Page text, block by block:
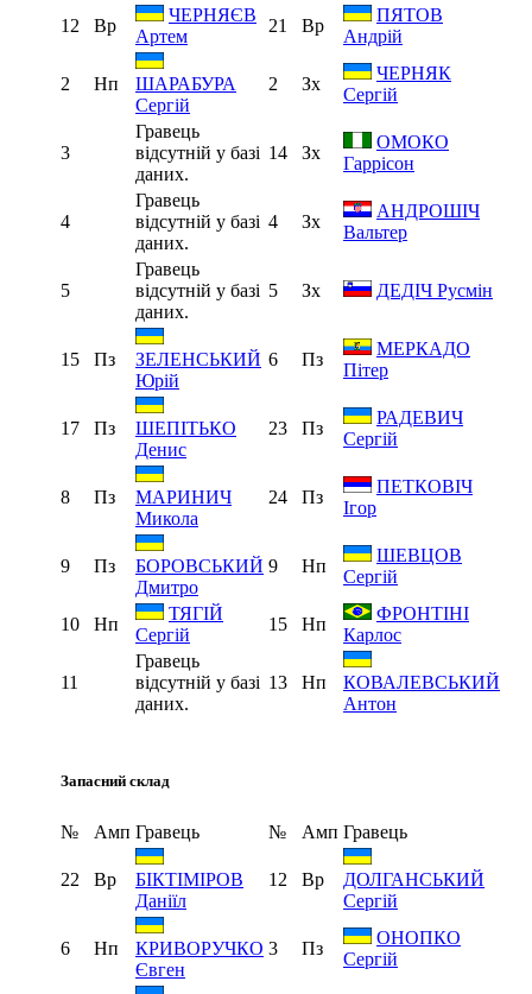
12
Вр
ЧЕРНЯЄВ
Артем
21 Вр
ПЯТОВ
Андрій
2 Нп
ШАРАБУРА
Сергій
2 Зх
ЧЕРНЯК
Сергій
3
Гравець
відсутній у базі
даних.
14 Зх
ОМОКО
Гаррісон
4
Гравець
відсутній у базі
даних.
4 Зх
АНДРОШІЧ
Вальтер
5
Гравець
відсутній у базі
даних.
5 Зх ДЕДІЧ Русмін
15 Пз
ЗЕЛЕНСЬКИЙ
Юрій
6 Пз
МЕРКАДО
Пітер
17 Пз
ШЕПІТЬКО
Денис
23 Пз
РАДЕВИЧ
Сергій
8 Пз
МАРИНИЧ
Микола
24 Пз
ПЕТКОВІЧ
Ігор
9 Пз
БОРОВСЬКИЙ
Дмитро
9 Нп
ШЕВЦОВ
Сергій
10 Нп
ТЯГІЙ
Сергій
15 Нп
ФРОНТІНІ
Карлос
11
Гравець
відсутній у базі
даних.
13 Нп
КОВАЛЕВСЬКИЙ
Антон
Запасний склад
№ Амп Гравець № Амп Гравець
22 Вр
БІКТІМІРОВ
Даніїл
12 Вр
ДОЛГАНСЬКИЙ
Сергій
6 Нп
КРИВОРУЧКО
Євген
3 Пз
ОНОПКО
Сергій